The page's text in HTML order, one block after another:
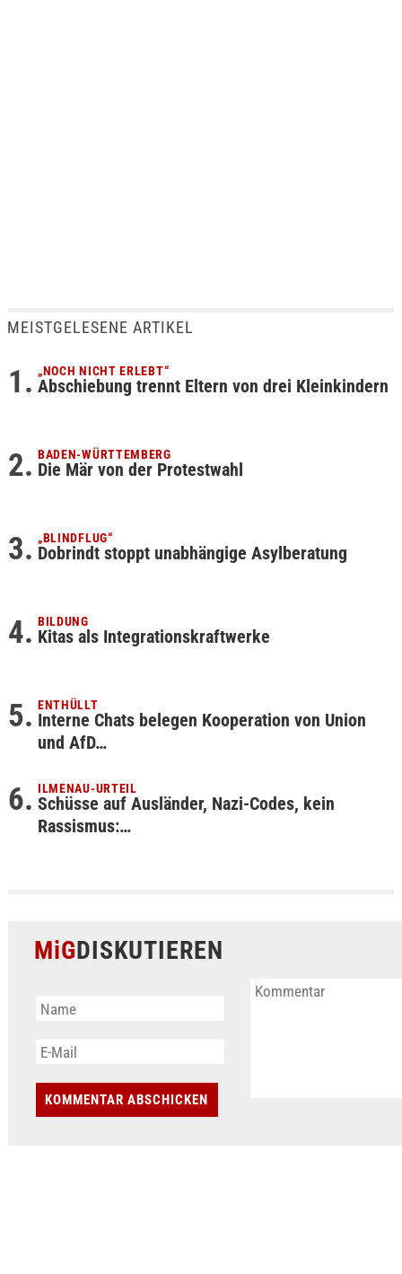
MEISTGELESENE ARTIKEL
„NOCH NICHT ERLEBT“
Abschiebung trennt Eltern von drei Kleinkindern
BADEN-WÜRTTEMBERG
Die Mär von der Protestwahl
„BLINDFLUG“
Dobrindt stoppt unabhängige Asylberatung
BILDUNG
Kitas als Integrationskraftwerke
ENTHÜLLT
Interne Chats belegen Kooperation von Union
und AfD…
ILMENAU-URTEIL
Schüsse auf Ausländer, Nazi-Codes, kein
Rassismus:…
MiGDISKUTIEREN